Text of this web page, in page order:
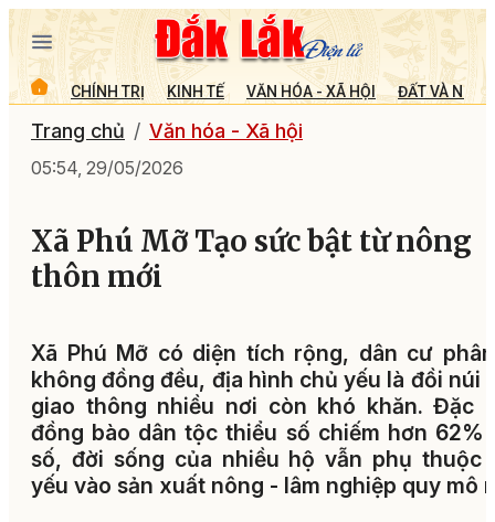
CHÍNH TRỊ KINH TẾ VĂN HÓA - XÃ HỘI ĐẤT VÀ
Trang chủ Văn hóa - Xã hội
05:54, 29/05/2026
Xã Phú Mỡ Tạo sức bật từ nông
thôn mới
Xã Phú Mỡ có diện tích rộng, dân cư
không đồng đều, địa hình chủ yếu là đồi núi
giao thông nhiều nơi còn khó khăn. Đặc
đồng bào dân tộc thiểu số chiếm hơn 62%
số, đời sống của nhiều hộ vẫn phụ thuộc
yếu vào sản xuất nông - lâm nghiệp quy mô